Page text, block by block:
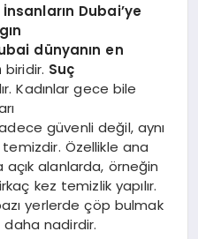
İnsanların Dubai’ye
dünyanın en
biridir. Suç
Kadınlar gece bile
güvenli değil, aynı
Özellikle ana
alanlarda, örneğin
kez temizlik yapılır.
yerlerde çöp bulmak
nadirdir.